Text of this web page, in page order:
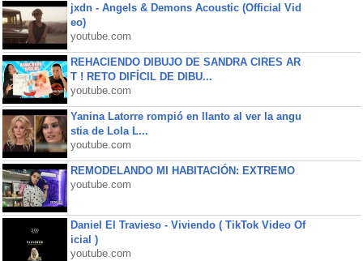
jxdn - Angels & Demons Acoustic (Official Vid
eo)
youtube.com
REHACIENDO DIBUJO DE SANDRA CIRES AR
T ! RETO DIFÍCIL DE DIBU...
youtube.com
Yanina Latorre rompió en llanto al ver la angu
stia de Lola L...
youtube.com
REMODELANDO MI HABITACIÓN: EXTREMO
youtube.com
Daniel El Travieso - Viviendo ( TikTok Video Of
icial )
youtube.com